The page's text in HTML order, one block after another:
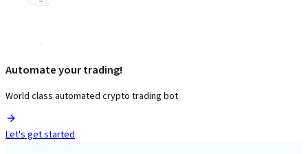
Automate your trading!
World class automated crypto trading bot
Let's get started